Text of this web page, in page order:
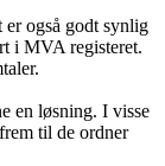
er også godt synlig
i MVA registeret.
en løsning. I visse
til de ordner